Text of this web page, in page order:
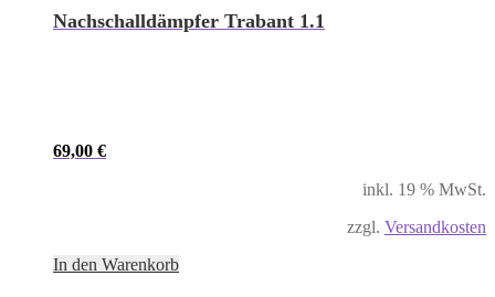
Nachschalldämpfer Trabant 1.1
69,00 €
inkl. 19 % MwSt.
zzgl. Versandkosten
In den Warenkorb